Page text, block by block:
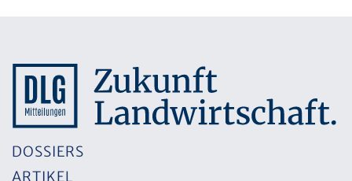
DOSSIERS
ARTIKEL